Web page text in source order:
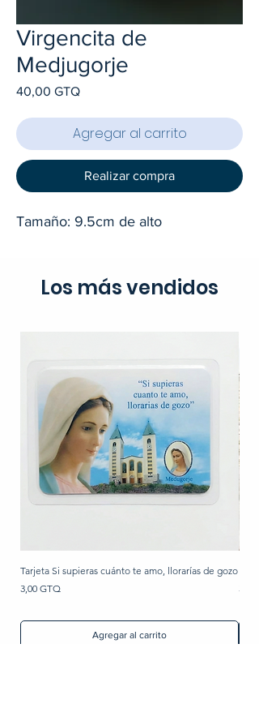
Virgencita de
Medjugorje
40,00 GTQPrecio
Agregar al carrito
Realizar compra
Tamaño: 9.5cm de alto
Los más vendidos
Tarjeta Si supieras cuánto te amo, llorarías de gozo
Precio
3,00 GTQ
Agregar al carrito
Precio